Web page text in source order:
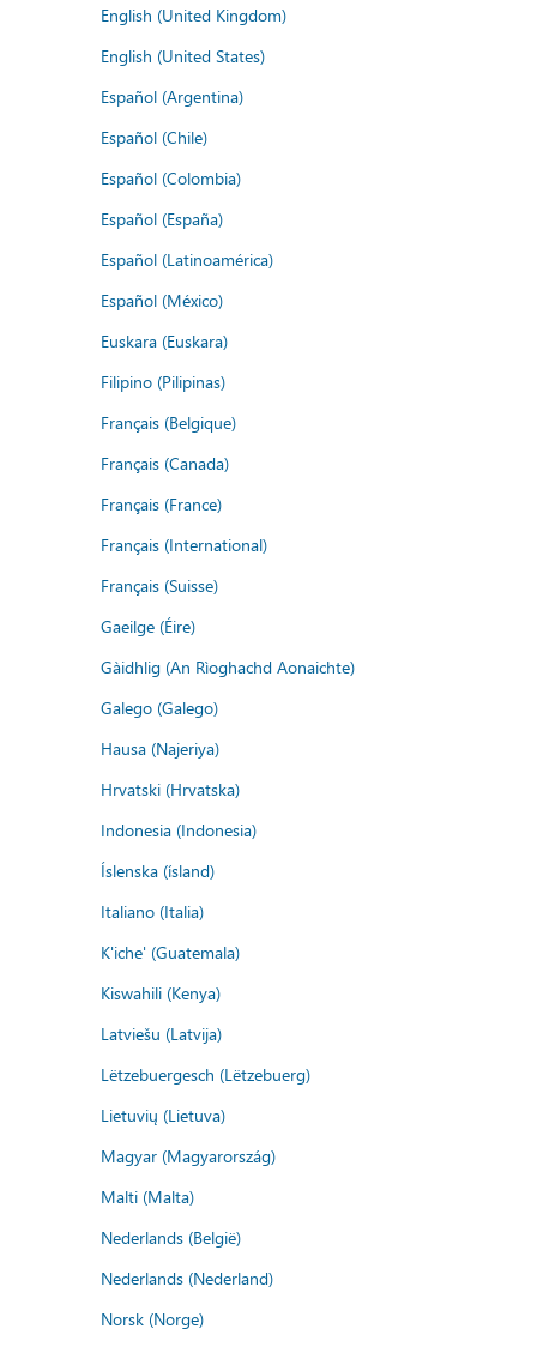
English (United Kingdom)
English (United States)
Español (Argentina)
Español (Chile)
Español (Colombia)
Español (España)
Español (Latinoamérica)
Español (México)
Euskara (Euskara)
Filipino (Pilipinas)
Français (Belgique)
Français (Canada)
Français (France)
Français (International)
Français (Suisse)
Gaeilge (Éire)
Gàidhlig (An Rìoghachd Aonaichte)
Galego (Galego)
Hausa (Najeriya)
Hrvatski (Hrvatska)
Indonesia (Indonesia)
Íslenska (ísland)
Italiano (Italia)
K'iche' (Guatemala)
Kiswahili (Kenya)
Latviešu (Latvija)
Lëtzebuergesch (Lëtzebuerg)
Lietuvių (Lietuva)
Magyar (Magyarország)
Malti (Malta)
Nederlands (België)
Nederlands (Nederland)
Norsk (Norge)